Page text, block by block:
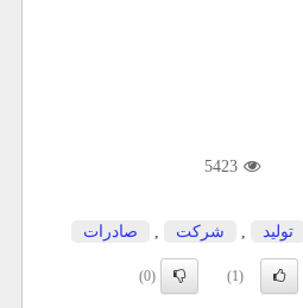
5423
تولید , شركت , صادرات
(1)
(0)